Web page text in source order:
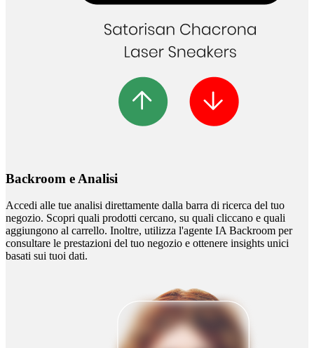
Backroom e Analisi
Accedi alle tue analisi direttamente dalla barra di ricerca del tuo
negozio. Scopri quali prodotti cercano, su quali cliccano e quali
aggiungono al carrello. Inoltre, utilizza l'agente IA Backroom per
consultare le prestazioni del tuo negozio e ottenere insights unici
basati sui tuoi dati.